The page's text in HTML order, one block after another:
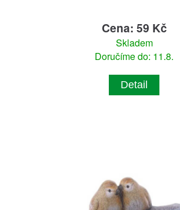
Cena: 59 Kč
Skladem
Doručíme do: 11.8.
Detail